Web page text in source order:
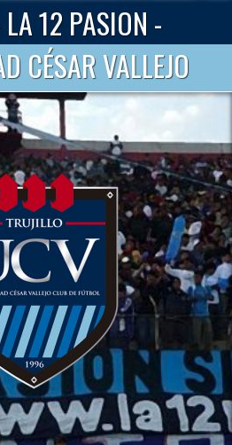
12 PASION -
CÉSAR VALLEJO